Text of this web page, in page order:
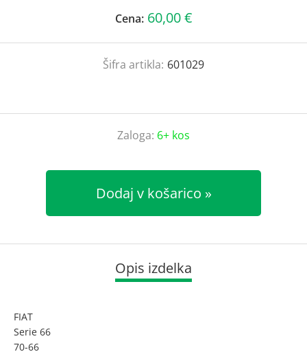
Cena: 60,00 €
Šifra artikla: 601029
Zaloga: 6+ kos
Dodaj v košarico
Opis izdelka
FIAT
Serie 66
70-66